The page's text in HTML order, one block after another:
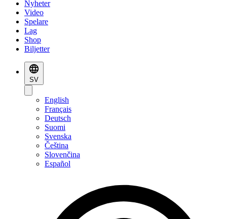
Nyheter
Video
Spelare
Lag
Shop
Biljetter
SV
English
Français
Deutsch
Suomi
Svenska
Čeština
Slovenčina
Español